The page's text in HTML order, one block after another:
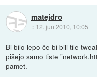
matejdro
:: 12. jun 2010, 10:05
Bi bilo lepo če bi bili tile
pišejo samo tiste
pamet.